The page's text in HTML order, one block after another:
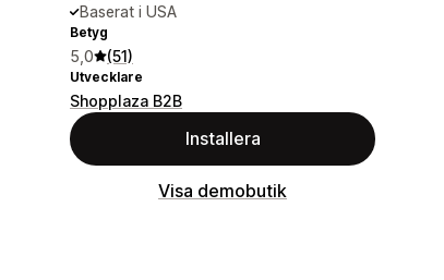
Baserat i USA
Betyg
5,0 (51)
Utvecklare
Shopplaza B2B
Installera
Visa demobutik